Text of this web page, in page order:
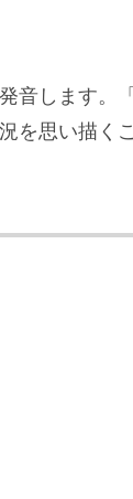
音します
を思い描く